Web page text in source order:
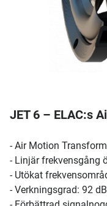
JET 6 – ELAC:s
- Air Motion
- Linjär frekvensgång
- Utökat
- Verkningsgrad: 92